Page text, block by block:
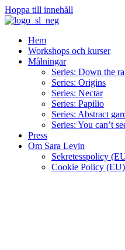
Hoppa till innehåll
Hem
Workshops och kurser
Målningar
Series: Down the
Series: Origins
Series: Nectar
Series: Papilio
Series: Abstract
Series: You can’t
Press
Om Sara Levin
Sekretesspolicy
Cookie Policy (EU)